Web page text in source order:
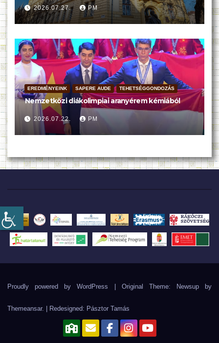
2026.07.27. PM
EREDMÉNYEINK SAPERE AUDE TEHETSÉGGONDOZÁS
Nemzetközi diákolimpiai aranyérem kémiából
2026.07.22. PM
Proudly powered by WordPress Original Theme: Newsup by
Themeansar. | Redesigned: Pásztor Tamás